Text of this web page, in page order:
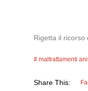
Rigetta il ricorso
maltrattamenti
Share This: